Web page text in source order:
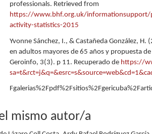
professionals. Retrieved from
https://www.bhf.org.uk/informationsupport/
activity-statistics-2015
Yvonne Sánchez, I., & Castañeda González,
en adultos mayores de 65 años y propuesta
Geroinfo, 3(3). p 11. Recuperado de https://
mismo autor/a